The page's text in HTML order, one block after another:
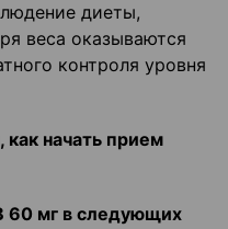
диеты,
веса оказываются
контроля уровня
начать прием
60 мг в следующих